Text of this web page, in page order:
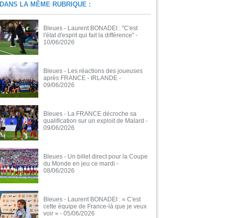
DANS LA MÊME RUBRIQUE :
Bleues - Laurent BONADEI : "C'est
l'état d'esprit qui fait la différence" -
10/06/2026
Bleues - Les réactions des joueuses
après FRANCE - IRLANDE -
09/06/2026
Bleues - La FRANCE décroche sa
qualification sur un exploit de Malard -
09/06/2026
Bleues - Un billet direct pour la Coupe
du Monde en jeu ce mardi -
08/06/2026
Bleues - Laurent BONADEI : « C'est
cette équipe de France-là que je veux
voir » - 05/06/2026